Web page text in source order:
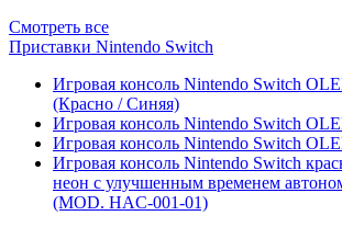
Смотреть все
Приставки Nintendo Switch
Игровая консоль Nintendo Switch
(Красно / Синяя)
Игровая консоль Nintendo Switch
Игровая консоль Nintendo Switch
Игровая консоль Nintendo Switch
неон с улучшенным временем
(MOD. HAC-001-01)